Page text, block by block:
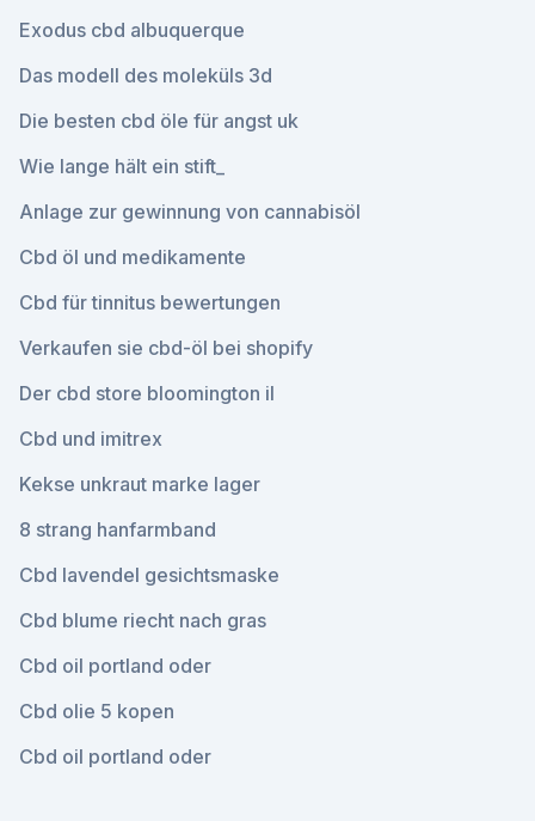
Exodus cbd albuquerque
Das modell des moleküls 3d
Die besten cbd öle für angst uk
Wie lange hält ein stift_
Anlage zur gewinnung von cannabisöl
Cbd öl und medikamente
Cbd für tinnitus bewertungen
Verkaufen sie cbd-öl bei shopify
Der cbd store bloomington il
Cbd und imitrex
Kekse unkraut marke lager
8 strang hanfarmband
Cbd lavendel gesichtsmaske
Cbd blume riecht nach gras
Cbd oil portland oder
Cbd olie 5 kopen
Cbd oil portland oder